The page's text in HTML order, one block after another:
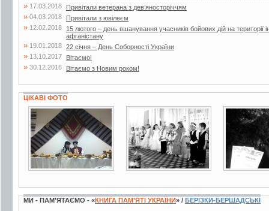
» 17.03.2018 Привітали ветерана з дев’яносторіччям
» 04.03.2018 Привітали з ювілеєм
» 12.02.2018
15 лютого – день вшанування учасників бойових дій на території
афганістану
» 19.01.2018 22 січня – День Соборності України
» 13.10.2017 Вітаємо!
» 30.12.2016 Вітаємо з Новим роком!
ЦІКАВІ ФОТО
5 фото 2 фото 2 фото
МИ - ПАМ’ЯТАЄМО - «КНИГА ПАМ’ЯТІ УКРАЇНИ» / БЕРІЗКИ-БЕРШАДСЬКІ